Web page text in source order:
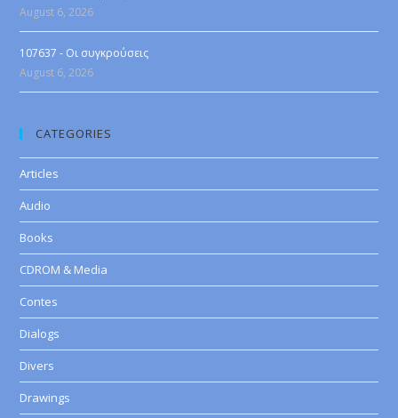
August 6, 2026
107637 - Οι συγκρούσεις
August 6, 2026
CATEGORIES
Articles
Audio
Books
CDROM & Media
Contes
Dialogs
Divers
Drawings